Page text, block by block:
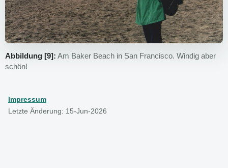
Abbildung [9]: Am Baker Beach in San Francisco. Windig aber
schön!
Impressum
Letzte Änderung: 15-Jun-2026